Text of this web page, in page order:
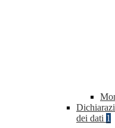
dei dati 1